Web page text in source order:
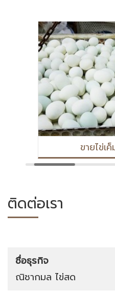
ขายไข่เ
ติดต่อเรา
ชื่อธุรกิจ
ณิชากมล ไข่สด